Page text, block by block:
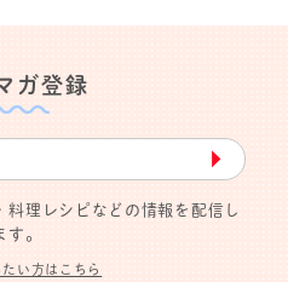
ガ登録
▶︎
料理レシピなどの情報を配信し
す。
い方はこちら